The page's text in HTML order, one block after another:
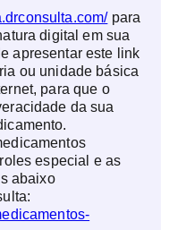
para
digital em sua
apresentar este link
ou unidade básica
para que o
da sua
especial e as
abaixo